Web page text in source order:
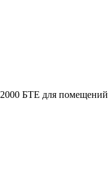
БТЕ для помещений